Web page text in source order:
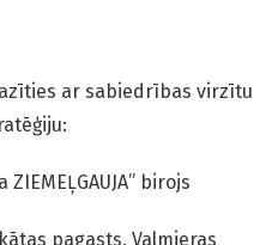
ar sabiedrības virzītu
birojs
pagasts, Valmieras